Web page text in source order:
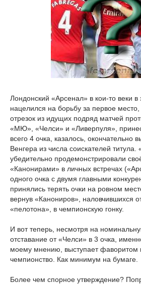
Лондонский «Арсенал» в кои-то веки в
нацелился на борьбу за первое
отрезок из идущих подряд матчей
«МЮ», «Челси» и «Ливерпуля»,
всего 4 очка, казалось, окончательно
Венгера из числа соискателей
убедительно продемонстрировали
«Канонирами» в личных встречах
одного очка с двумя главными
принялись терять очки на ровном
вернув «Канониров», наловчившихся
«пелотона», в чемпионскую гонку.
И вот теперь, несмотря на
отставание от «Челси» в 3 очка,
моему мнению, выступает фаворитом
чемпионство. Как минимум на бумаге.
Более чем спорное утверждение?